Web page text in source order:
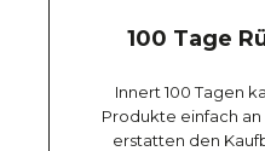
100 Tage
Innert 100 Tagen
Produkte einfach an
erstatten den